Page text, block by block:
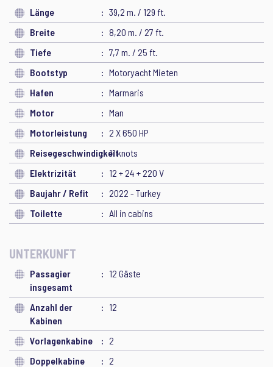
Länge
39,2 m. / 129 ft.
Breite
8,20 m. / 27 ft.
Tiefe
7,7 m. / 25 ft.
Bootstyp
Motoryacht Mieten
Hafen
Marmaris
Motor
Man
Motorleistung
2 X 650 HP
Reisegeschwindigkeit11 knots
Elektrizität
12 + 24 + 220 V
Baujahr / Refit
2022 - Turkey
Toilette
All in cabins
UNTERKUNFT
Passagier
insgesamt
12 Gäste
Anzahl der
Kabinen
12
Vorlagenkabine
2
Doppelkabine
2